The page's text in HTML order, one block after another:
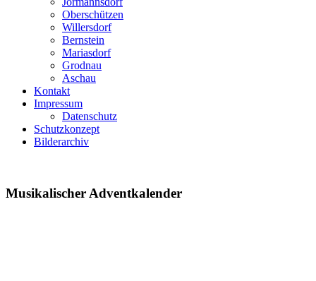
Oberschützen
Willersdorf
Bernstein
Mariasdorf
Grodnau
Aschau
Kontakt
Impressum
Datenschutz
Schutzkonzept
Bilderarchiv
Musikalischer Adventkalender